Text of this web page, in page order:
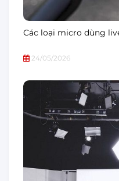
Các loại micro dùng
24/05/2026